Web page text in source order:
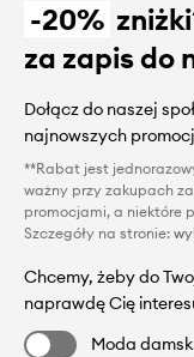
-20%
za zapis do
Dołącz do naszej
najnowszych
**Rabat jest
ważny przy zakupach
promocjami, a niektóre
Szczegóły na stronie:
Chcemy, żeby do
naprawdę Cię
Moda